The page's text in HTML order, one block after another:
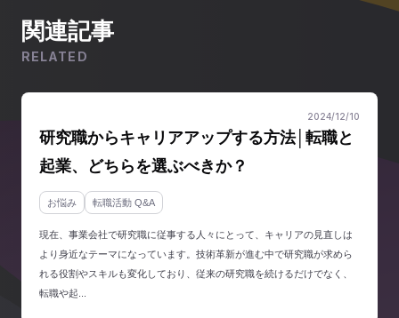
関連記事
RELATED
2024/12/10
研究職からキャリアアップする方法│転職と
起業、どちらを選ぶべきか？
お悩み 転職活動 Q&A
現在、事業会社で研究職に従事する人々にとって、キャリアの見直しは
より身近なテーマになっています。技術革新が進む中で研究職が求めら
れる役割やスキルも変化しており、従来の研究職を続けるだけでなく、
転職や起...